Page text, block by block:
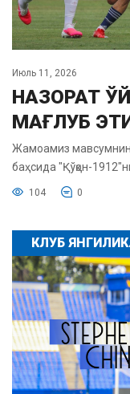
Июль 11, 2026
НАЗОРАТ
МАҒЛУБ
Жамоамиз
баҳсида "Қўқон-
104 0
КЛУБ